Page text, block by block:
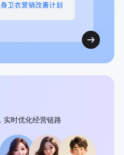
实时优化经营链路